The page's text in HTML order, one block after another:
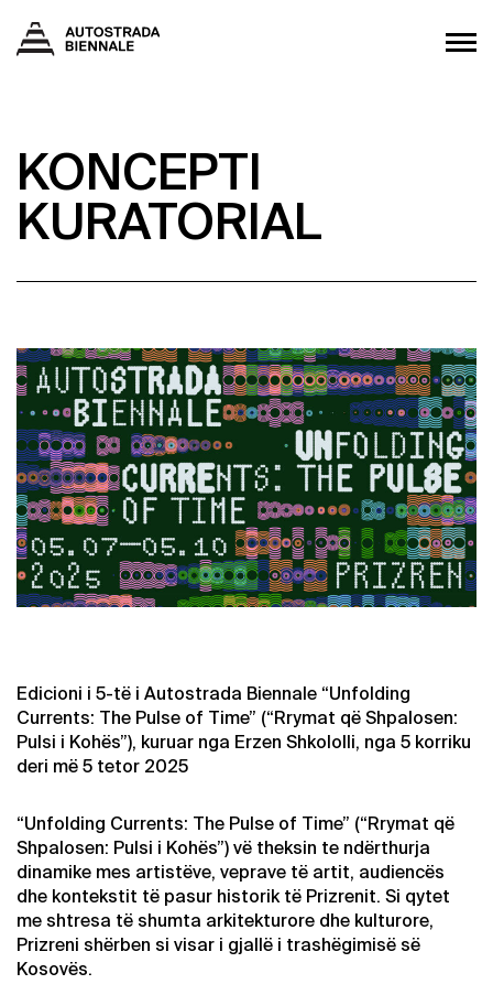
KONCEPTI
KURATORIAL
Edicioni i 5-të i Autostrada Biennale “Unfolding
Currents: The Pulse of Time” (“Rrymat që Shpalosen:
Pulsi i Kohës”), kuruar nga Erzen Shkololli, nga 5 korriku
deri më 5 tetor 2025
“Unfolding Currents: The Pulse of Time” (“Rrymat që
Shpalosen: Pulsi i Kohës”) vë theksin te ndërthurja
dinamike mes artistëve, veprave të artit, audiencës
dhe kontekstit të pasur historik të Prizrenit. Si qytet
me shtresa të shumta arkitekturore dhe kulturore,
Prizreni shërben si visar i gjallë i trashëgimisë së
Kosovës.